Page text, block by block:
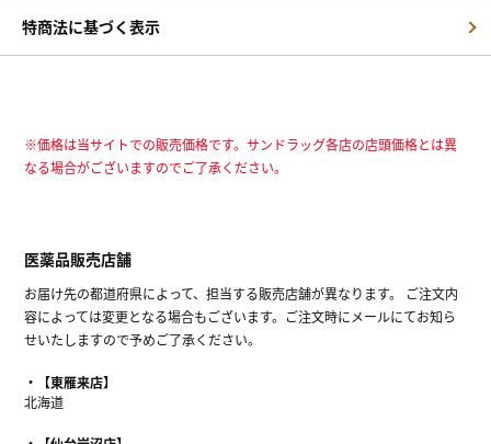
特商法に基づく表示
※価格は当サイトでの販売価格です。サンドラッグ各店の店頭価格とは異
なる場合がございますのでご了承ください。
医薬品販売店舗
お届け先の都道府県によって、担当する販売店舗が異なります。 ご注文内
容によっては変更となる場合もございます。ご注文時にメールにてお知ら
せいたしますので予めご了承ください。
【東雁来店】
北海道